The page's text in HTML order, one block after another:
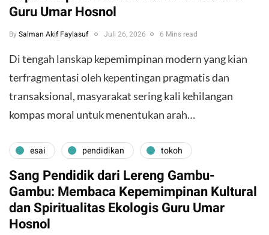
Guru Umar Hosnol
By Salman Akif Faylasuf Juli 26, 2026 6 Mins read
Di tengah lanskap kepemimpinan modern yang kian
terfragmentasi oleh kepentingan pragmatis dan
transaksional, masyarakat sering kali kehilangan
kompas moral untuk menentukan arah…
esai pendidikan tokoh
Sang Pendidik dari Lereng Gambu-
Gambu: Membaca Kepemimpinan Kultural
dan Spiritualitas Ekologis Guru Umar
Hosnol